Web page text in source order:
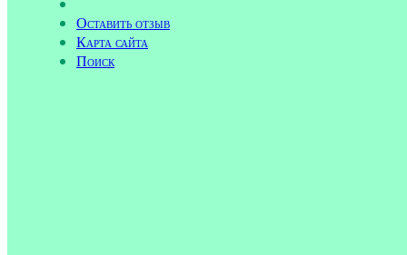
Оставить отзыв
Карта сайта
Поиск